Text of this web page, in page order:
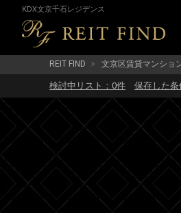
KDX文京千石レジデンス
REIT FIND 文京区賃貸マンショ
検討中リスト： 0件 保存した条